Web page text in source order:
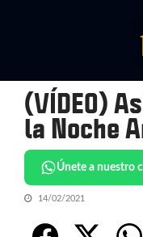
(VÍDEO)
la Noche
Únete a nuestro
14/02/2021